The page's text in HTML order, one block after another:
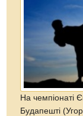
На чемпіонаті
Будапешті